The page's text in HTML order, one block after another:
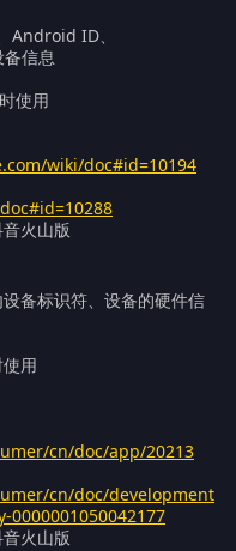
Android ID、
信息
使用
wiki/doc#id=10194
火山版
备标识符、设备的硬件信
用
cn/doc/app/20213
cn/doc/development
0000001050042177
火山版